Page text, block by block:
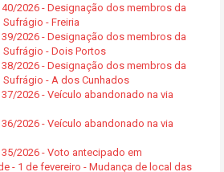
40/2026 - Designação dos membros da
Sufrágio - Freiria
39/2026 - Designação dos membros da
Sufrágio - Dois Portos
38/2026 - Designação dos membros da
Sufrágio - A dos Cunhados
37/2026 - Veículo abandonado na via
36/2026 - Veículo abandonado na via
35/2026 - Voto antecipado em
- 1 de fevereiro - Mudança de local das